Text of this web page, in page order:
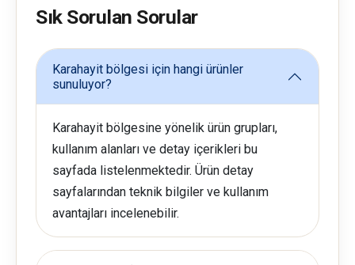
Sık Sorulan Sorular
Karahayit bölgesi için hangi ürünler
sunuluyor?
Karahayit bölgesine yönelik ürün grupları,
kullanım alanları ve detay içerikleri bu
sayfada listelenmektedir. Ürün detay
sayfalarından teknik bilgiler ve kullanım
avantajları incelenebilir.